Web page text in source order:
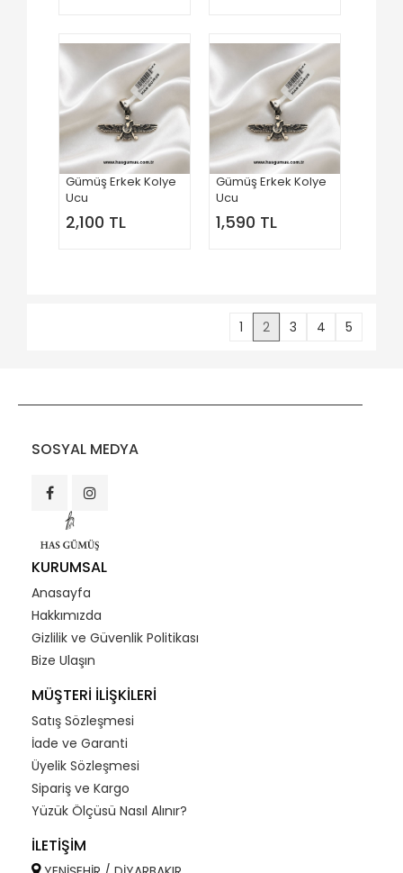
Gümüş Erkek Kolye
Ucu
2,100 TL
Gümüş Erkek Kolye
Ucu
1,590 TL
1 2 3 4 5
SOSYAL MEDYA
KURUMSAL
Anasayfa
Hakkımızda
Gizlilik ve Güvenlik Politikası
Bize Ulaşın
MÜŞTERİ İLİŞKİLERİ
Satış Sözleşmesi
İade ve Garanti
Üyelik Sözleşmesi
Sipariş ve Kargo
Yüzük Ölçüsü Nasıl Alınır?
İLETİŞİM